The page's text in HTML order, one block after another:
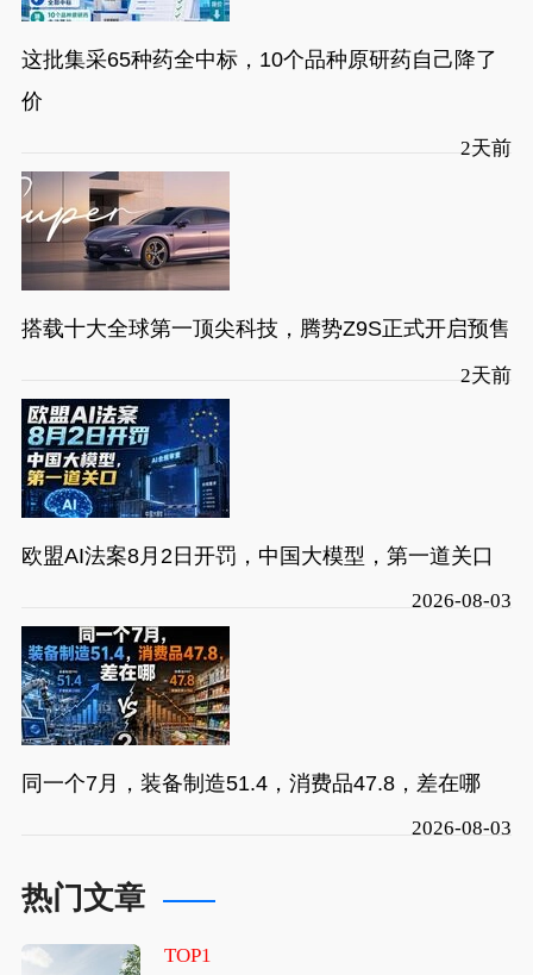
这批集采65种药全中标，10个品种原研药自己降了
价
2天前
搭载十大全球第一顶尖科技，腾势Z9S正式开启预售
2天前
欧盟AI法案8月2日开罚，中国大模型，第一道关口
2026-08-03
同一个7月，装备制造51.4，消费品47.8，差在哪
2026-08-03
热门文章
TOP1